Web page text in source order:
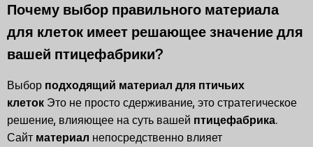
Почему выбор правильного материала
для клеток имеет решающее значение для
вашей птицефабрики?
Выбор подходящий материал для птичьих
клеток Это не просто сдерживание, это стратегическое
решение, влияющее на суть вашей птицефабрика.
Сайт материал непосредственно влияет